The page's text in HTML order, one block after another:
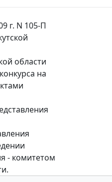
г. N 105-П
области
на
- комитетом